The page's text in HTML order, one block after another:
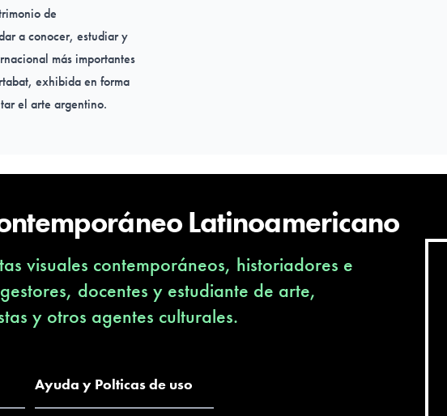
de
a conocer, estudiar y
más importantes
exhibida en forma
el arte argentino.
Latinoamericano
visuales contemporáneos, historiadores e
docentes y estudiante de arte,
y otros agentes culturales.
Ayuda y Polticas de uso